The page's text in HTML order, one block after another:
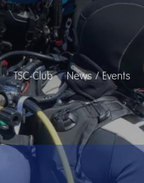
TSC-Club News / Events